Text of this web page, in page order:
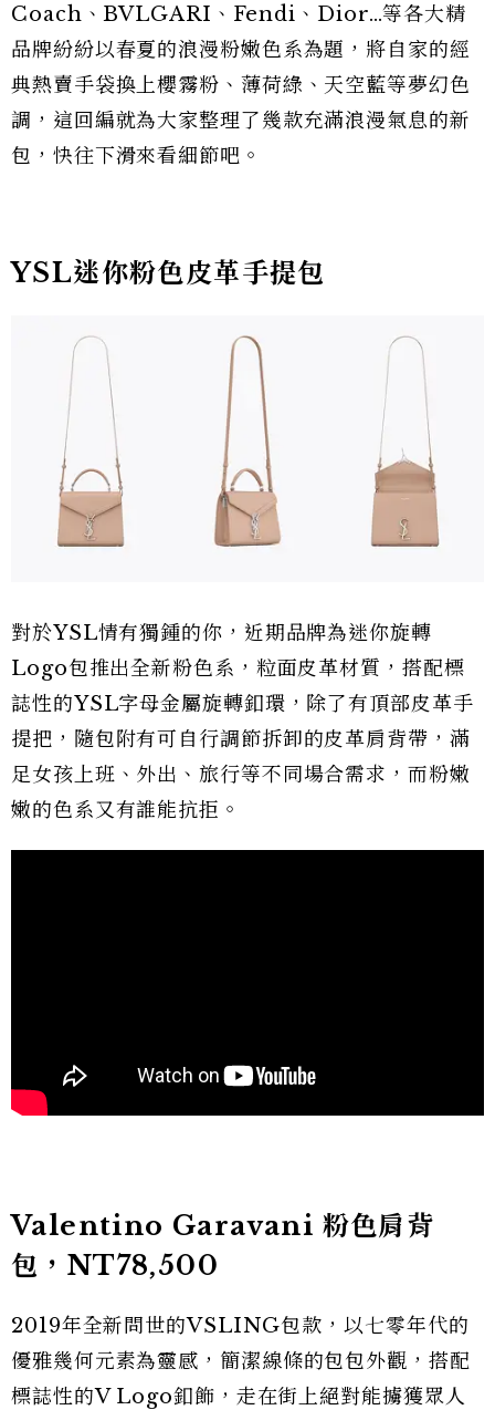
Coach、BVLGARI、Fendi、Dior…等各大精
品牌紛紛以春夏的浪漫粉嫩色系為題，將自家的經
典熱賣手袋換上櫻霧粉、薄荷綠、天空藍等夢幻色
調，這回編就為大家整理了幾款充滿浪漫氣息的新
包，快往下滑來看細節吧。
YSL迷你粉色皮革手提包
對於YSL情有獨鍾的你，近期品牌為迷你旋轉
Logo包推出全新粉色系，粒面皮革材質，搭配標
誌性的YSL字母金屬旋轉釦環，除了有頂部皮革手
提把，隨包附有可自行調節拆卸的皮革肩背帶，滿
足女孩上班、外出、旅行等不同場合需求，而粉嫩
嫩的色系又有誰能抗拒。
Valentino Garavani 粉色肩背
包，NT78,500
2019年全新問世的VSLING包款，以七零年代的
優雅幾何元素為靈感，簡潔線條的包包外觀，搭配
標誌性的V Logo釦飾，走在街上絕對能擄獲眾人